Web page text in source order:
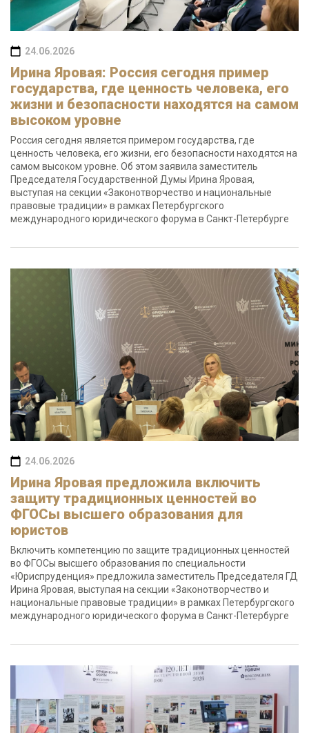
24.06.2026
Ирина Яровая: Россия сегодня пример
государства, где ценность человека, его
жизни и безопасности находятся на самом
высоком уровне
Россия сегодня является примером государства, где
ценность человека, его жизни, его безопасности находятся на
самом высоком уровне. Об этом заявила заместитель
Председателя Государственной Думы Ирина Яровая,
выступая на секции «Законотворчество и национальные
правовые традиции» в рамках Петербургского
международного юридического форума в Санкт-Петербурге
24.06.2026
Ирина Яровая предложила включить
защиту традиционных ценностей во
ФГОСы высшего образования для
юристов
Включить компетенцию по защите традиционных ценностей
во ФГОСы высшего образования по специальности
«Юриспруденция» предложила заместитель Председателя ГД
Ирина Яровая, выступая на секции «Законотворчество и
национальные правовые традиции» в рамках Петербургского
международного юридического форума в Санкт-Петербурге